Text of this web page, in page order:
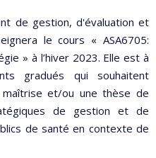
de gestion, d'évaluation et
le cours « ASA6705:
» à l’hiver 2023. Elle est à
gradués qui souhaitent
et/ou une thèse de
de gestion et de
de santé en contexte de